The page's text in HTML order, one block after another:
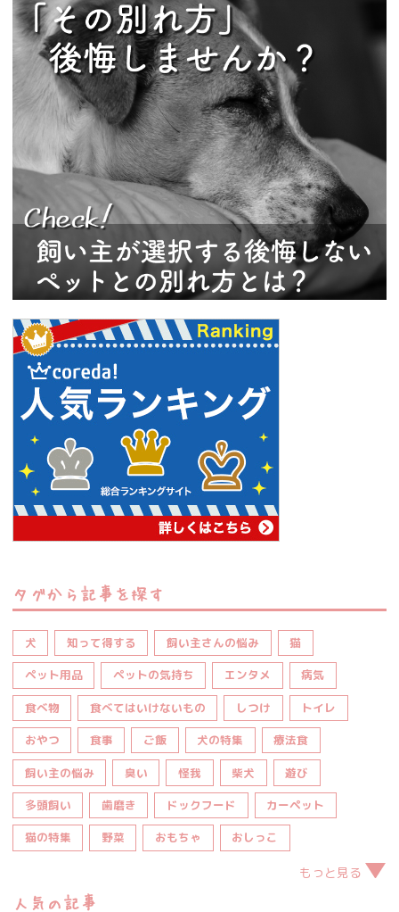
タグから記事を探す
犬 知って得する 飼い主さんの悩み 猫
ペット用品 ペットの気持ち エンタメ 病気
食べ物 食べてはいけないもの しつけ トイレ
おやつ 食事 ご飯 犬の特集 療法食
飼い主の悩み 臭い 怪我 柴犬 遊び
多頭飼い 歯磨き ドックフード カーペット
猫の特集 野菜 おもちゃ おしっこ
もっと見る
人気の記事